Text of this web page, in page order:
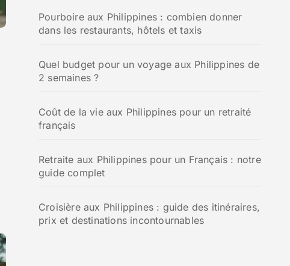
e
r
Pourboire aux Philippines : combien donner
dans les restaurants, hôtels et taxis
Quel budget pour un voyage aux Philippines de
2 semaines ?
Coût de la vie aux Philippines pour un retraité
français
Retraite aux Philippines pour un Français : notre
guide complet
Croisière aux Philippines : guide des itinéraires,
prix et destinations incontournables